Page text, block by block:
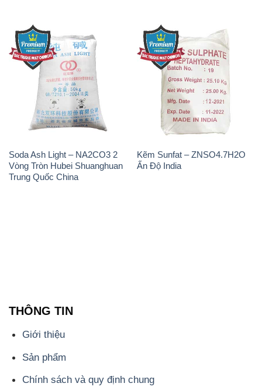
Soda Ash Light – NA2CO3 2
Vòng Tròn Hubei Shuanghuan
Trung Quốc China
Kẽm Sunfat – ZNSO4.7H2O
Ấn Độ India
THÔNG TIN
Giới thiệu
Sản phẩm
Chính sách và quy định chung